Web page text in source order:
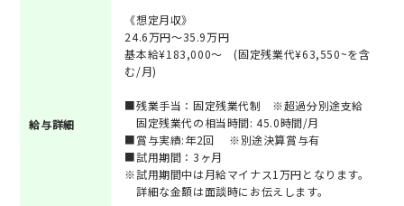
給与詳細
《想定月収》
24.6万円～35.9万円
基本給¥183,000～ (固定残業代¥63,550~を含
む/月)
■残業手当：固定残業代制 ※超過分別途支給
固定残業代の相当時間: 45.0時間/月
■賞与実績:年2回 ※別途決算賞与有
■試用期間：3ヶ月
※試用期間中は月給マイナス1万円となります。
詳細な金額は面談時にお伝えします。